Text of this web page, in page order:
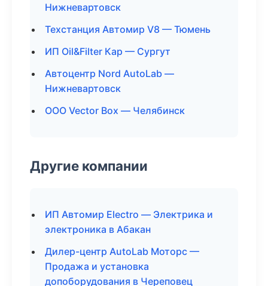
Нижневартовск
Техстанция Автомир V8 — Тюмень
ИП Oil&Filter Кар — Сургут
Автоцентр Nord AutoLab —
Нижневартовск
ООО Vector Box — Челябинск
Другие компании
ИП Автомир Electro — Электрика и
электроника в Абакан
Дилер-центр AutoLab Моторс —
Продажа и установка
допоборудования в Череповец